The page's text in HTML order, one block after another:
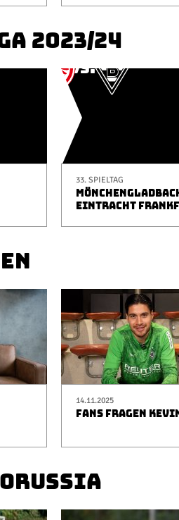
2023/24
33. SPIELTAG
EINTRACHT
14.11.2025
FANS FRAGEN